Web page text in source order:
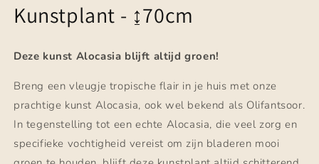
Kunstplant - ↨70cm
Deze kunst Alocasia blijft altijd groen!
Breng een vleugje tropische flair in je huis met onze
prachtige kunst Alocasia, ook wel bekend als Olifantsoor.
In tegenstelling tot een echte Alocasia, die veel zorg en
specifieke vochtigheid vereist om zijn bladeren mooi